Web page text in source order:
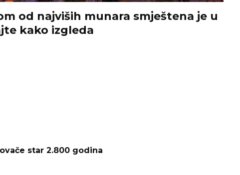
od najviših munara smještena je u
kako izgleda
star 2.800 godina